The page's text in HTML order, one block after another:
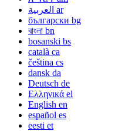
العربية ar
български bg
বাংলা bn
bosanski bs
català ca
čeština cs
dansk da
Deutsch de
Ελληνικά el
English en
español es
eesti et